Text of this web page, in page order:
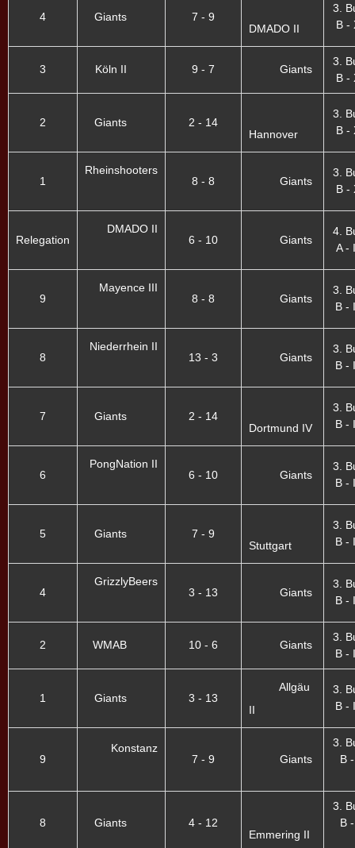
4 Giants
7 - 9
DMADO II
3.
B -
3 Köln II 9 - 7 Giants
3.
B -
2 Giants
2 - 14
Hannover
3.
B -
1
Rheinshooters
8 - 8
Giants
3.
B -
Relegation
DMADO II
6 - 10
Giants
4.
A -
9
Mayence III
8 - 8
Giants
3.
B -
8
Niederrhein II
13 - 3
Giants
3.
B -
7 Giants
2 - 14
Dortmund IV
3.
B -
6
PongNation II
6 - 10
Giants
3.
B -
5 Giants
7 - 9
Stuttgart
3.
B -
4
GrizzlyBeers
3 - 13
Giants
3.
B -
2 WMAB 10 - 6 Giants
3.
B -
1 Giants 3 - 13
Allgäu
II
3.
B -
9
Konstanz
7 - 9
Giants
3.
B
8 Giants
4 - 12
Emmering II
3.
B